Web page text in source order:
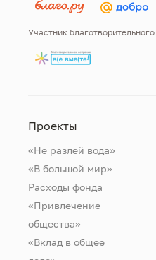
Участник
Проекты
«Не разлей вода»
«В большой мир»
Расходы фонда
«Привлечение
общества»
«Вклад в общее